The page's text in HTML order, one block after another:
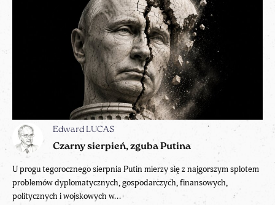
Edward LUCAS
Czarny sierpień, zguba Putina
U progu tegorocznego sierpnia Putin mierzy się z najgorszym splotem
problemów dyplomatycznych, gospodarczych, finansowych,
politycznych i wojskowych w...